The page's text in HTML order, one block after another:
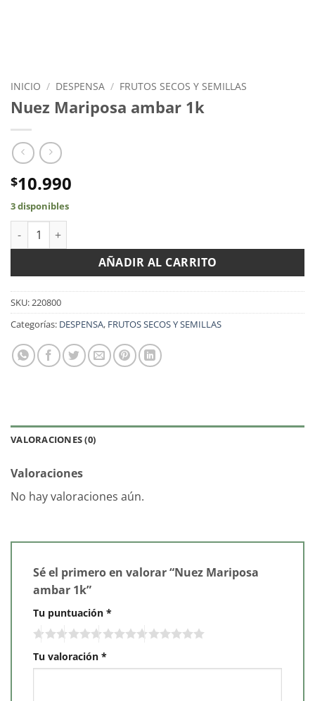
INICIO / DESPENSA / FRUTOS SECOS Y SEMILLAS
Nuez Mariposa ambar 1k
$10.990
3 disponibles
Nuez Mariposa ambar 1k cantidad
AÑADIR AL CARRITO
SKU:220800
Categorías: DESPENSA, FRUTOS SECOS Y SEMILLAS
VALORACIONES (0)
Valoraciones
No hay valoraciones aún.
Sé el primero en valorar “Nuez Mariposa
ambar 1k”
Tu puntuación *
Tu valoración *